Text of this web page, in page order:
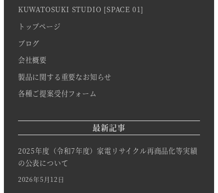
KUWATOSUKI STUDIO [SPACE 01]
トップページ
ブログ
会社概要
製品に関する重要なお知らせ
各種ご提案受付フォーム
最新記事
2025年度（令和7年度）家電リサイクル再商品化等実績
の公表について
2026年5月12日